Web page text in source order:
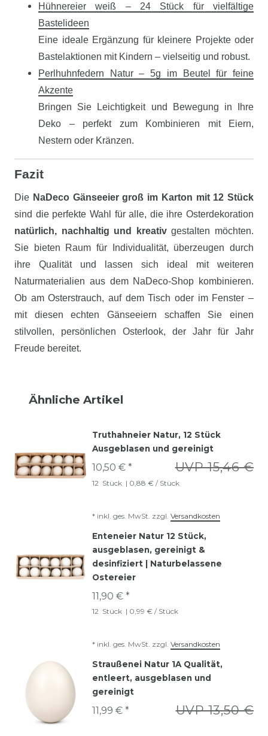
Hühnereier weiß – 24 Stück für vielfältige
Bastelideen
Eine ideale Ergänzung für kleinere Projekte oder
Bastelaktionen mit Kindern – vielseitig und robust.
Perlhuhnfedern Natur – 5g im Beutel für feine
Akzente
Bringen Sie Leichtigkeit und Bewegung in Ihre
Deko – perfekt zum Kombinieren mit Eiern,
Nestern oder Kränzen.
Fazit
Die NaDeco Gänseeier groß im Karton mit 12 Stück
sind die perfekte Wahl für alle, die ihre Osterdekoration
natürlich, nachhaltig und kreativgestalten möchten.
Sie bieten Raum für Individualität, überzeugen durch
ihre Qualität und lassen sich ideal mit weiteren
Naturmaterialien aus dem NaDeco-Shop kombinieren.
Ob am Osterstrauch, auf dem Tisch oder im Fenster –
mit diesen echten Gänseeiern schaffen Sie einen
stilvollen, persönlichen Osterlook, der Jahr für Jahr
Freude bereitet.
Ähnliche Artikel
Truthahneier Natur, 12 Stück
Ausgeblasen und gereinigt
UVP 15,46 €
10,50 € *
12 Stück | 0,88 € / Stück
* inkl. ges. MwSt. zzgl. Versandkosten
Enteneier Natur 12 Stück,
ausgeblasen, gereinigt &
desinfiziert | Naturbelassene
Ostereier
11,90 € *
12 Stück | 0,99 € / Stück
* inkl. ges. MwSt. zzgl. Versandkosten
Straußenei Natur 1A Qualität,
entleert, ausgeblasen und
gereinigt
UVP 13,50 €
11,99 € *